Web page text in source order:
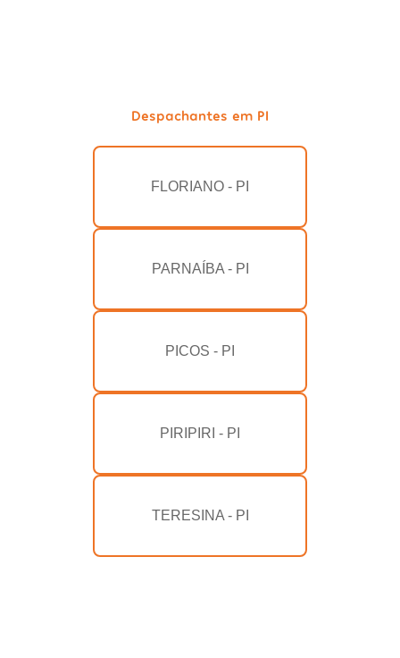
Despachantes em PI
FLORIANO - PI
PARNAÍBA - PI
PICOS - PI
PIRIPIRI - PI
TERESINA - PI